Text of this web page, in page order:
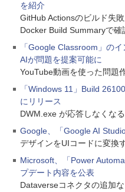
を紹介
GitHub Actionsのビルド失
Docker Build Summaryで確
「Google Classroom」の
AIが問題を提案可能に
YouTube動画を使った問題
「Windows 11」Build
にリリース
DWM.exe が応答しなくな
Google、「Google AI
デザインをUIコードに変換
Microsoft、「Power
プデート内容を公表
Dataverseコネクタの追加